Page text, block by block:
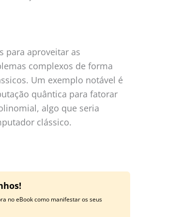
para aproveitar as
complexos de forma
Um exemplo notável é
quântica para fatorar
algo que seria
clássico.
no eBook como manifestar os seus